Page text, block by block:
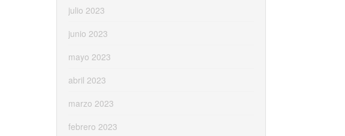
julio 2023
junio 2023
mayo 2023
abril 2023
marzo 2023
febrero 2023